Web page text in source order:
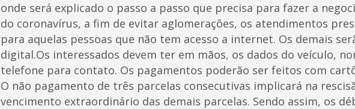
onde será explicado o passo a passo que precisa para fazer a
do coronavírus, a fim de evitar aglomerações, os atendimentos
para aquelas pessoas que não tem acesso a internet. Os demais
digital.Os interessados devem ter em mãos, os dados do veículo,
telefone para contato. Os pagamentos poderão ser feitos com
O não pagamento de três parcelas consecutivas implicará na
vencimento extraordinário das demais parcelas. Sendo assim, os